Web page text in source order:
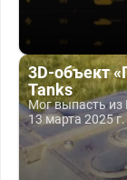
3D-объект
Tanks
Мог выпасть из
13 марта 2025 г.